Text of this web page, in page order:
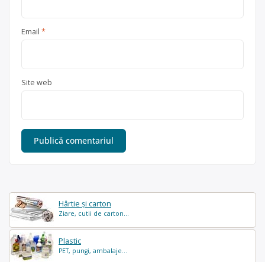
Hârtie și carton
Ziare, cutii de carton...
Plastic
PET, pungi, ambalaje...
Email *
Site web